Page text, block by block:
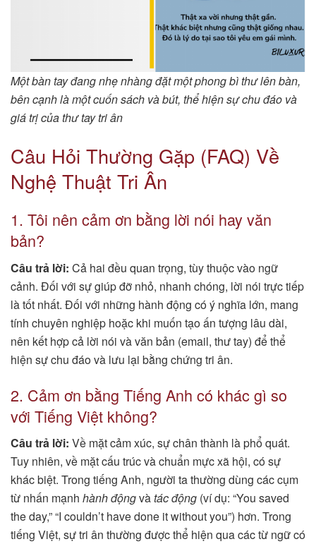
Một bàn tay đang nhẹ nhàng đặt một phong bì thư lên bàn,
bên cạnh là một cuốn sách và bút, thể hiện sự chu đáo và
giá trị của thư tay tri ân
Câu Hỏi Thường Gặp (FAQ) Về
Nghệ Thuật Tri Ân
1. Tôi nên cảm ơn bằng lời nói hay văn
bản?
Câu trả lời: Cả hai đều quan trọng, tùy thuộc vào ngữ
cảnh. Đối với sự giúp đỡ nhỏ, nhanh chóng, lời nói trực tiếp
là tốt nhất. Đối với những hành động có ý nghĩa lớn, mang
tính chuyên nghiệp hoặc khi muốn tạo ấn tượng lâu dài,
nên kết hợp cả lời nói và văn bản (email, thư tay) để thể
hiện sự chu đáo và lưu lại bằng chứng tri ân.
2. Cảm ơn bằng Tiếng Anh có khác gì so
với Tiếng Việt không?
Câu trả lời: Về mặt cảm xúc, sự chân thành là phổ quát.
Tuy nhiên, về mặt cấu trúc và chuẩn mực xã hội, có sự
khác biệt. Trong tiếng Anh, người ta thường dùng các cụm
từ nhấn mạnh hành độngvàtác động (ví dụ: “You saved
the day,” “I couldn’t have done it without you”) hơn. Trong
tiếng Việt, sự tri ân thường được thể hiện qua các từ ngữ có